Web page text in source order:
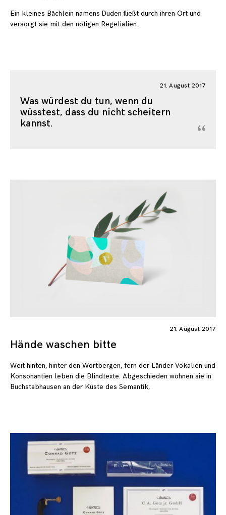
Ein kleines Bächlein namens Duden fließt durch ihren Ort und
versorgt sie mit den nötigen Regelialien.
21. August 2017
Was würdest du tun, wenn du
wüsstest, dass du nicht scheitern
kannst.
21. August 2017
Hände waschen bitte
Weit hinten, hinter den Wortbergen, fern der Länder Vokalien und
Konsonantien leben die Blindtexte. Abgeschieden wohnen sie in
Buchstabhausen an der Küste des Semantik,